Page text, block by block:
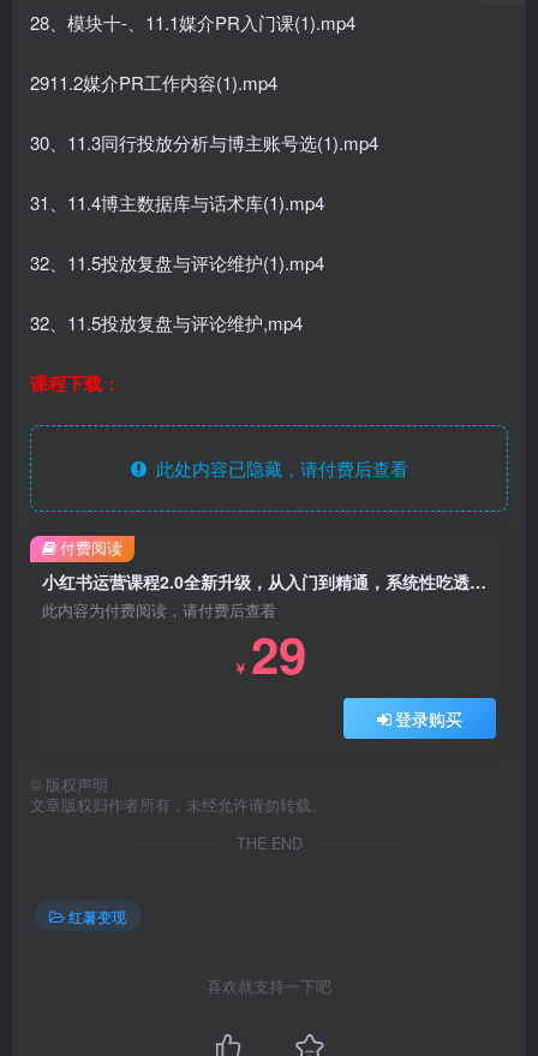
28、模块十-、11.1媒介PR入门课(1).mp4
2911.2媒介PR工作内容(1).mp4
30、11.3同行投放分析与博主账号选(1).mp4
31、11.4博主数据库与话术库(1).mp4
32、11.5投放复盘与评论维护(1).mp4
32、11.5投放复盘与评论维护,mp4
课程下载：
此处内容已隐藏，请付费后查看
小红书运营课程2.0全新升级，从入门到精通，系统性吃透小红书
此内容为付费阅读，请付费后查看
￥ 29
登录购买
付费阅读
© 版权声明
文章版权归作者所有，未经允许请勿转载。
THE END
红薯变现
喜欢就支持一下吧